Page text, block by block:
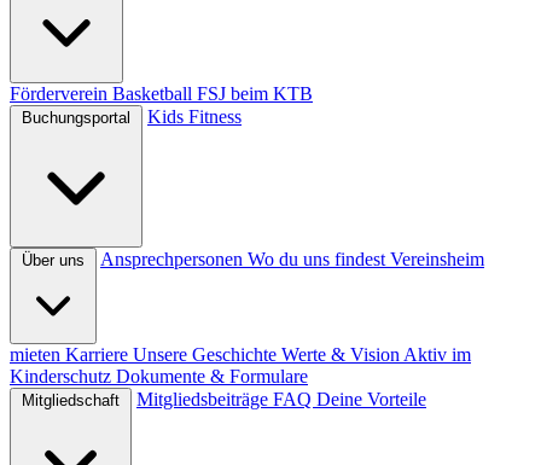
Förderverein Basketball FSJ beim KTB
Buchungsportal Kids Fitness
Über uns Ansprechpersonen Wo du uns findest Vereinsheim
mieten Karriere Unsere Geschichte Werte & Vision Aktiv im
Kinderschutz Dokumente & Formulare
Mitgliedschaft Mitgliedsbeiträge FAQ Deine Vorteile